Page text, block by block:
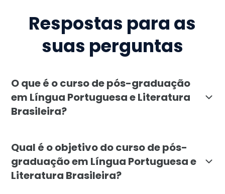
Respostas para as
suas perguntas
O que é o curso de pós-graduação
em Língua Portuguesa e Literatura
Brasileira?
Qual é o objetivo do curso de pós-
graduação em Língua Portuguesa e
Literatura Brasileira?